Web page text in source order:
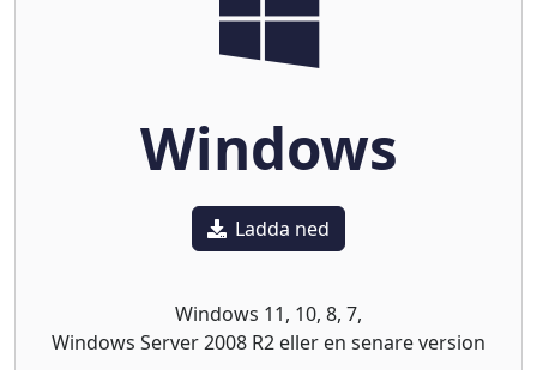
Windows
Ladda ned
Windows 11, 10, 8, 7,
Windows Server 2008 R2 eller en senare version